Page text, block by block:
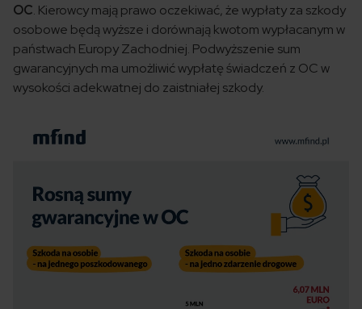
OC. Kierowcy mają prawo oczekiwać, że wypłaty za szkody
osobowe będą wyższe i dorównają kwotom wypłacanym w
państwach Europy Zachodniej. Podwyższenie sum
gwarancyjnych ma umożliwić wypłatę świadczeń z OC w
wysokości adekwatnej do zaistniałej szkody.